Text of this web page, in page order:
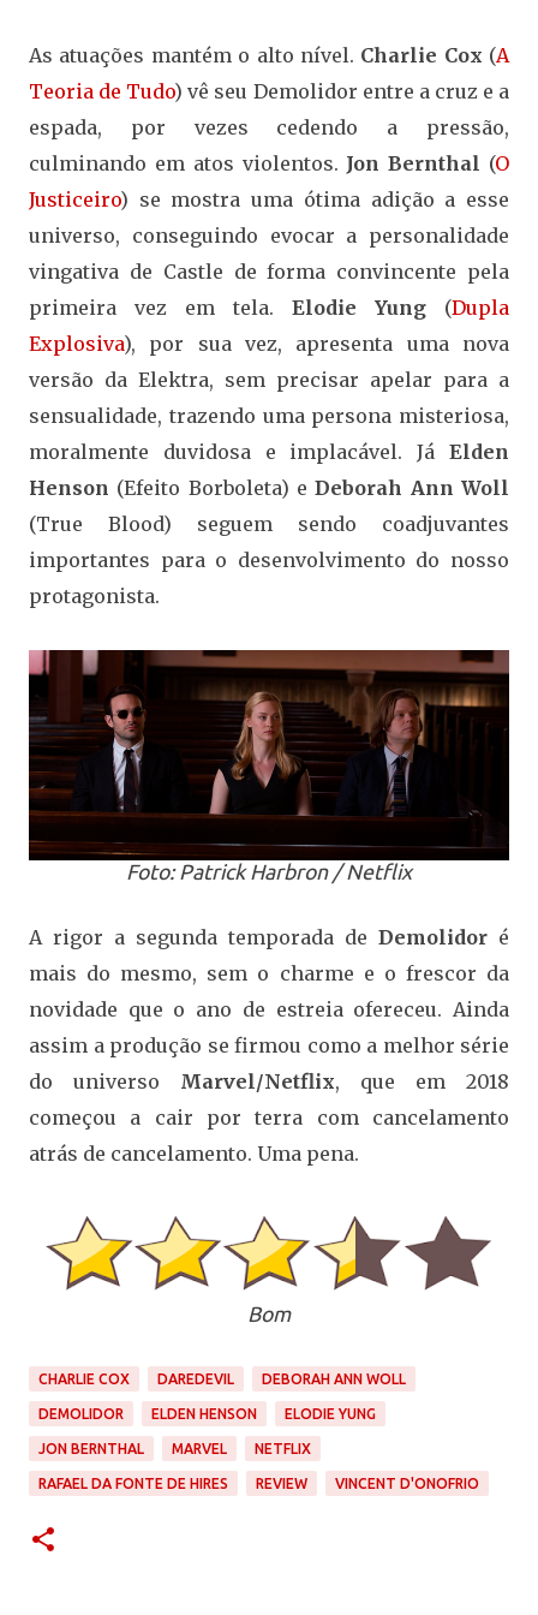
As atuações mantém o alto nível. Charlie Cox (A
Teoria de Tudo) vê seu Demolidor entre a cruz e a
espada, por vezes cedendo a pressão,
culminando em atos violentos. Jon Bernthal (O
Justiceiro) se mostra uma ótima adição a esse
universo, conseguindo evocar a personalidade
vingativa de Castle de forma convincente pela
primeira vez em tela. Elodie Yung (Dupla
Explosiva), por sua vez, apresenta uma nova
versão da Elektra, sem precisar apelar para a
sensualidade, trazendo uma persona misteriosa,
moralmente duvidosa e implacável. Já Elden
Henson (Efeito Borboleta) eDeborah Ann Woll
(True Blood) seguem sendo coadjuvantes
importantes para o desenvolvimento do nosso
protagonista.
Foto: Patrick Harbron / Netflix
A rigor a segunda temporada de Demolidor é
mais do mesmo, sem o charme e o frescor da
novidade que o ano de estreia ofereceu. Ainda
assim a produção se firmou como a melhor série
do universo Marvel/Netflix, que em 2018
começou a cair por terra com cancelamento
atrás de cancelamento. Uma pena.
Bom
CHARLIE COX DAREDEVIL DEBORAH ANN WOLL
DEMOLIDOR ELDEN HENSON ELODIE YUNG
JON BERNTHAL MARVEL NETFLIX
RAFAEL DA FONTE DE HIRES REVIEW VINCENT D'ONOFRIO